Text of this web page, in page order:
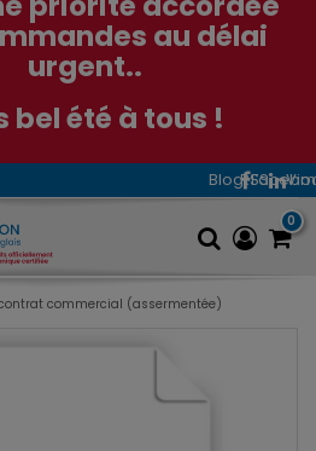
au délai
urgent..
bel été à tous !
RSS
0
commercial (assermentée)